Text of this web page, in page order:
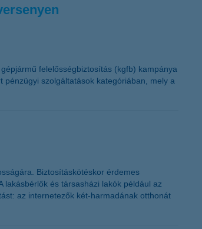
felelősségbiztosítás (kgfb) kampánya
szolgáltatások kategóriában, mely a
Biztosításkötéskor érdemes
és társasházi lakók például az
az internetezők két-harmadának otthonát